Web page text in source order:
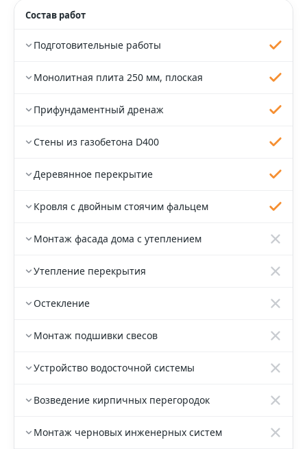
Состав работ
Подготовительные работы
Монолитная плита 250 мм, плоская
Прифундаментный дренаж
Стены из газобетона D400
Деревянное перекрытие
Кровля с двойным стоячим фальцем
Монтаж фасада дома с утеплением
Утепление перекрытия
Остекление
Монтаж подшивки свесов
Устройство водосточной системы
Возведение кирпичных перегородок
Монтаж черновых инженерных систем